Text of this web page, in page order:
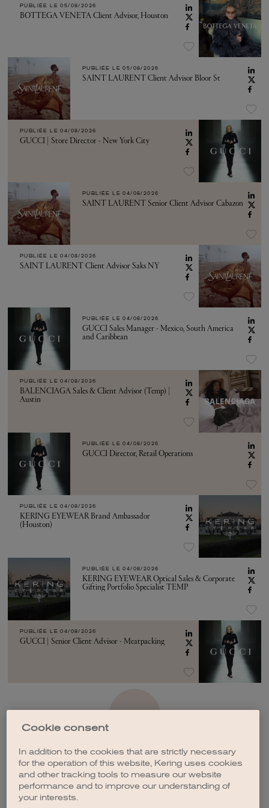
PUBLIÉE LE 05/08/2026
BOTTEGA VENETA Client Advisor, Houston
PUBLIÉE LE 05/08/2026
SAINT LAURENT Client Advisor Bloor St
PUBLIÉE LE 04/08/2026
GUCCI | Store Director - New York City
PUBLIÉE LE 04/08/2026
SAINT LAURENT Senior Client Advisor Cabazon
PUBLIÉE LE 04/08/2026
SAINT LAURENT Client Advisor Saks NY
PUBLIÉE LE 04/08/2026
GUCCI Sales Manager - Mexico, South America
and Caribbean
PUBLIÉE LE 04/08/2026
BALENCIAGA Sales & Client Advisor (Temp) |
Austin
PUBLIÉE LE 04/08/2026
GUCCI Director, Retail Operations
PUBLIÉE LE 04/08/2026
KERING EYEWEAR Brand Ambassador
(Houston)
PUBLIÉE LE 04/08/2026
KERING EYEWEAR Optical Sales & Corporate
Gifting Portfolio Specialist TEMP
PUBLIÉE LE 04/08/2026
GUCCI | Senior Client Advisor - Meatpacking
CRÉER UNE ALERTE
Cookie consent
In addition to the cookies that are strictly necessary
for the operation of this website, Kering uses cookies
and other tracking tools to measure our website
performance and to improve our understanding of
your interests.